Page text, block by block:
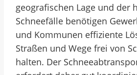
geografischen Lage und der
Schneefälle benötigen
und Kommunen effiziente
Straßen und Wege frei von
halten. Der